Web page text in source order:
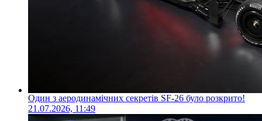
Один з аеродинамічних секретів SF-26 було розкрито!
21.07.2026, 11:49